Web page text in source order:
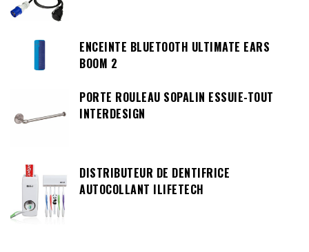
ENCEINTE BLUETOOTH ULTIMATE EARS
BOOM 2
PORTE ROULEAU SOPALIN ESSUIE-TOUT
INTERDESIGN
DISTRIBUTEUR DE DENTIFRICE
AUTOCOLLANT ILIFETECH